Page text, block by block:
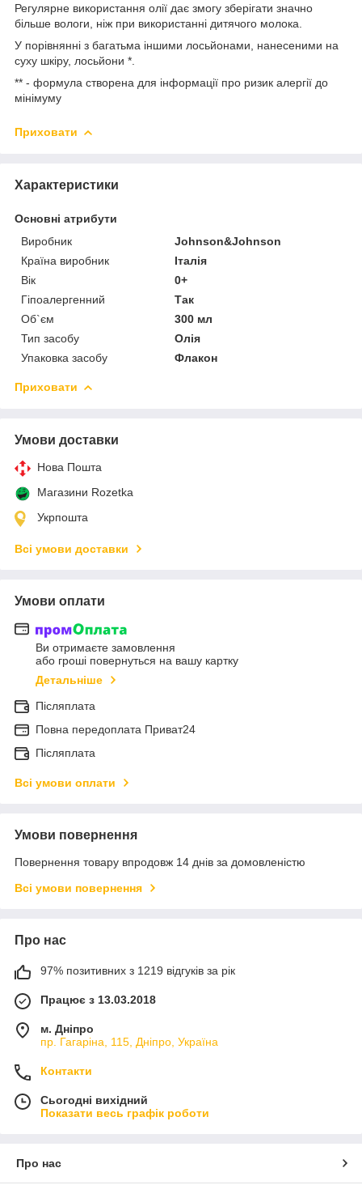
Регулярне використання олії дає змогу зберігати значно
більше вологи, ніж при використанні дитячого молока.
У порівнянні з багатьма іншими лосьйонами, нанесеними на
суху шкіру, лосьйони *.
** - формула створена для інформації про ризик алергії до
мінімуму
Приховати
Характеристики
Основні атрибути
Виробник
Johnson&Johnson
Країна виробник
Італія
Вік
0+
Гіпоалергенний
Так
Об`єм
300 мл
Тип засобу
Олія
Упаковка засобу
Флакон
Приховати
Умови доставки
Нова Пошта
Магазини Rozetka
Укрпошта
Всі умови доставки
Умови оплати
Ви отримаєте замовлення
або гроші повернуться на вашу картку
Детальніше
Післяплата
Повна передоплата Приват24
Післяплата
Всі умови оплати
Умови повернення
Повернення товару впродовж 14 днів за домовленістю
Всі умови повернення
Про нас
97% позитивних з 1219 відгуків за рік
Працює з 13.03.2018
м. Дніпро
пр. Гагаріна, 115, Дніпро, Україна
Контакти
Сьогодні вихідний
Показати весь графік роботи
Про нас